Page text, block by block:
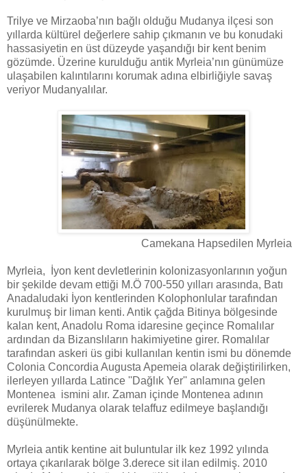
Trilye ve Mirzaoba’nın bağlı olduğu Mudanya ilçesi son
yıllarda kültürel değerlere sahip çıkmanın ve bu konudaki
hassasiyetin en üst düzeyde yaşandığı bir kent benim
gözümde. Üzerine kurulduğu antik Myrleia’nın günümüze
ulaşabilen kalıntılarını korumak adına elbirliğiyle savaş
veriyor Mudanyalılar.
Camekana Hapsedilen Myrleia
Myrleia, İyon kent devletlerinin kolonizasyonlarının yoğun
bir şekilde devam ettiği M.Ö 700-550 yılları arasında, Batı
Anadaludaki İyon kentlerinden Kolophonlular tarafından
kurulmuş bir liman kenti. Antik çağda Bitinya bölgesinde
kalan kent, Anadolu Roma idaresine geçince Romalılar
ardından da Bizanslıların hakimiyetine girer. Romalılar
tarafından askeri üs gibi kullanılan kentin ismi bu dönemde
Colonia Concordia Augusta Apemeia olarak değiştirilirken,
ilerleyen yıllarda Latince ''Dağlık Yer'' anlamına gelen
Montenea ismini alır. Zaman içinde Montenea adının
evrilerek Mudanya olarak telaffuz edilmeye başlandığı
düşünülmekte.
Myrleia antik kentine ait buluntular ilk kez 1992 yılında
ortaya çıkarılarak bölge 3.derece sit ilan edilmiş. 2010